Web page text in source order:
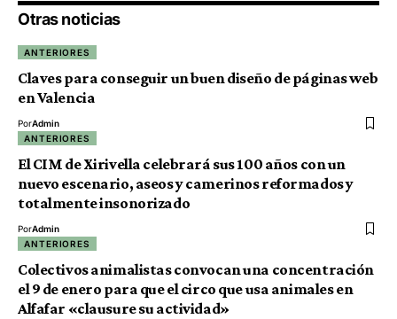
Otras noticias
ANTERIORES
Claves para conseguir un buen diseño de páginas web
en Valencia
PorAdmin
ANTERIORES
El CIM de Xirivella celebrará sus 100 años con un
nuevo escenario, aseos y camerinos reformados y
totalmente insonorizado
PorAdmin
ANTERIORES
Colectivos animalistas convocan una concentración
el 9 de enero para que el circo que usa animales en
Alfafar «clausure su actividad»